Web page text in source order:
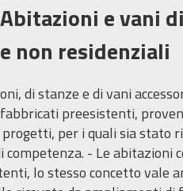
e vani
non residenziali
di stanze e di vani
preesistenti,
per i quali sia stato
- Le abitazioni
lo stesso concetto vale